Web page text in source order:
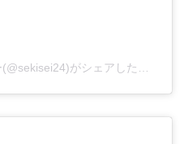
Banzoku@鷺師なwebライター(@sekisei24)がシェアした投稿